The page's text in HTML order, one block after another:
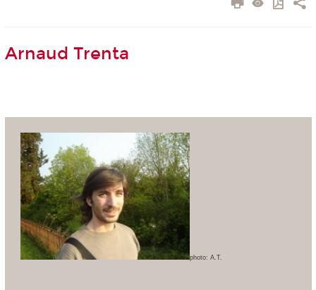
Arnaud Trenta
photo: A.T.